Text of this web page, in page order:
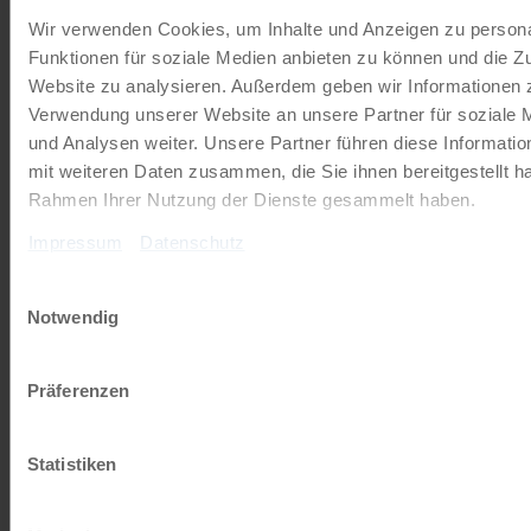
Wir verwenden Cookies, um Inhalte und Anzeigen zu
Funktionen für soziale Medien anbieten zu können und die
Website zu analysieren. Außerdem geben wir Informationen
Verwendung unserer Website an unsere Partner für soziale
und Analysen weiter. Unsere Partner führen diese
mit weiteren Daten zusammen, die Sie ihnen bereitgestellt
Rahmen Ihrer Nutzung der Dienste gesammelt haben.
Impressum Datenschutz
Notwendig
Präferenzen
Statistiken
JETZT KOSTENFREI BESTELLEN
Schenken Sie unvergessliche
Momente!
Mit einem Reisegutschein haben Sie